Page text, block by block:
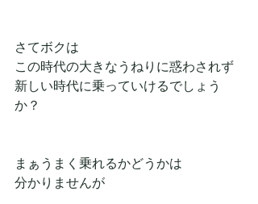
さてボクは
この時代の大きなうねりに惑わされず
新しい時代に乗っていけるでしょう
か？
まぁうまく乗れるかどうかは
分かりませんが